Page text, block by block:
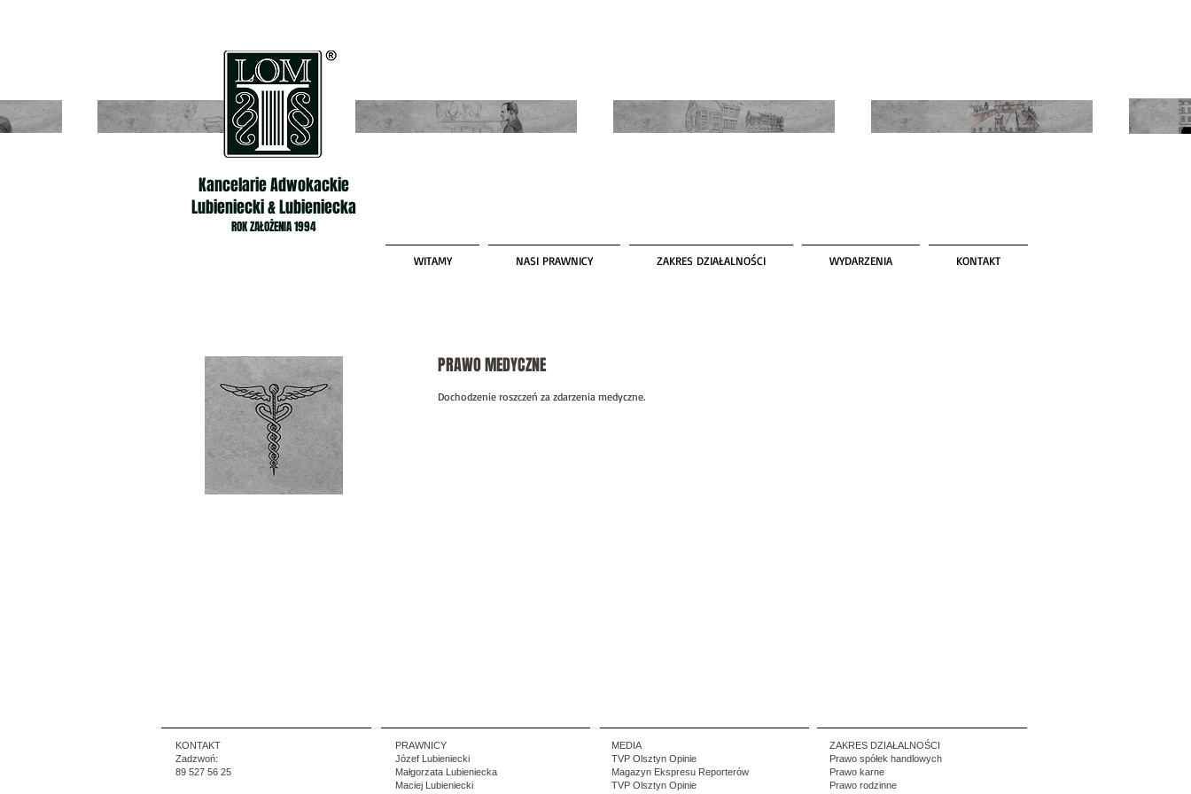
PRAWO MEDYCZNE
Dochodzenie roszczeń za zdarzenia medyczne.
WITAMY NASI PRAWNICY ZAKRES DZIAŁALNOŚCI WYDARZENIA KONTAKT
Kancelarie Adwokackie
Lubieniecki & Lubieniecka
ROK ZAŁOŻENIA 1994
KONTAKT
Zadzwoń:
89 527 56 25
PRAWNICY
Józef Lubieniecki
Małgorzata Lubieniecka
Maciej Lubieniecki
MEDIA
TVP Olsztyn Opinie
Magazyn Ekspresu Reporterów
TVP Olsztyn Opinie
ZAKRES DZIAŁALNOŚCI
Prawo spółek handlowych
Prawo karne
Prawo rodzinne